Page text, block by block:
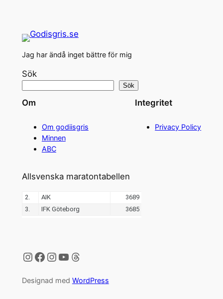
Jag har ändå inget bättre för mig
Sök
Sök
Om
Om godiisgris
Minnen
ABC
Integritet
Privacy Policy
Allsvenska maratontabellen
Instagram
Facebook
Instagram
YouTube
Threads
Designad med WordPress